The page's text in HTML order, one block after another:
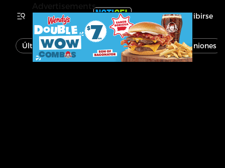
Inscribirse
Última Hora Noticias Economía Opiniones
Advertisements